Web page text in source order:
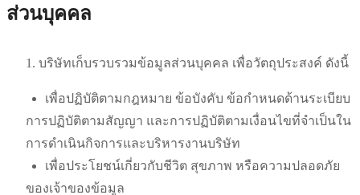
ส่วนบุคคล
1. บริษัทเก็บรวบรวมข้อมูลส่วนบุคคล เพื่อวัตถุประสงค์ ดังนี้
เพื่อปฏิบัติตามกฎหมาย ข้อบังคับ ข้อกำหนดด้านระเบียบ
การปฏิบัติตามสัญญา และการปฏิบัติตามเงื่อนไขที่จำเป็นใน
การดำเนินกิจการและบริหารงานบริษัท
เพื่อประโยชน์เกี่ยวกับชีวิต สุขภาพ หรือความปลอดภัย
ของเจ้าของข้อมูล